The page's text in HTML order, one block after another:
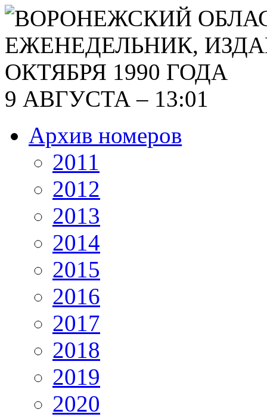
9 АВГУСТА – 13:01
Архив номеров
2011
2012
2013
2014
2015
2016
2017
2018
2019
2020